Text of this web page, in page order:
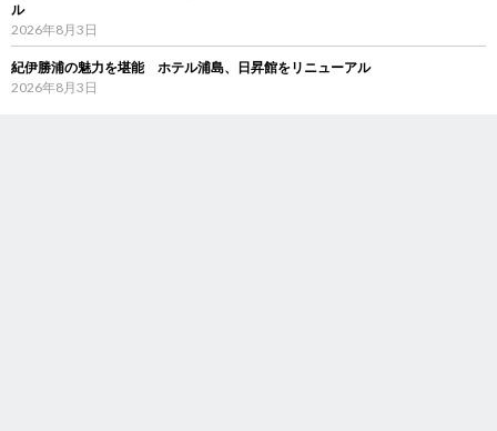
ル
2026年8月3日
紀伊勝浦の魅力を堪能 ホテル浦島、日昇館をリニューアル
2026年8月3日